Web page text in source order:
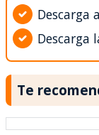
Descarga
Descarga
Te